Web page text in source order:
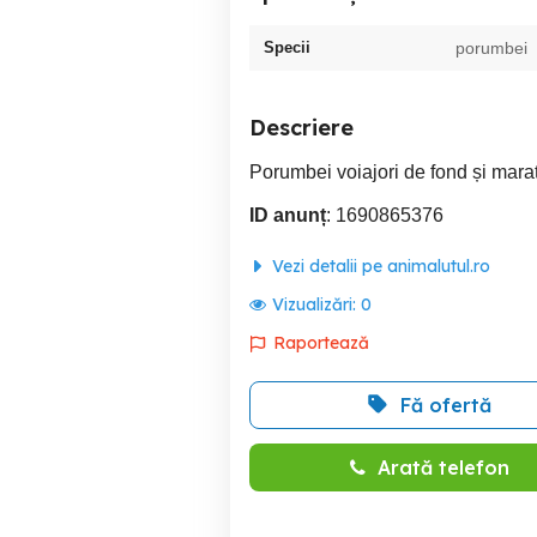
Specii porumbei
Descriere
Porumbei voiajori de fond și
ID anunț: 1690865376
Vezi detalii pe animalutul.ro
Vizualizări: 0
Raportează
Fă ofertă
Arată telefon